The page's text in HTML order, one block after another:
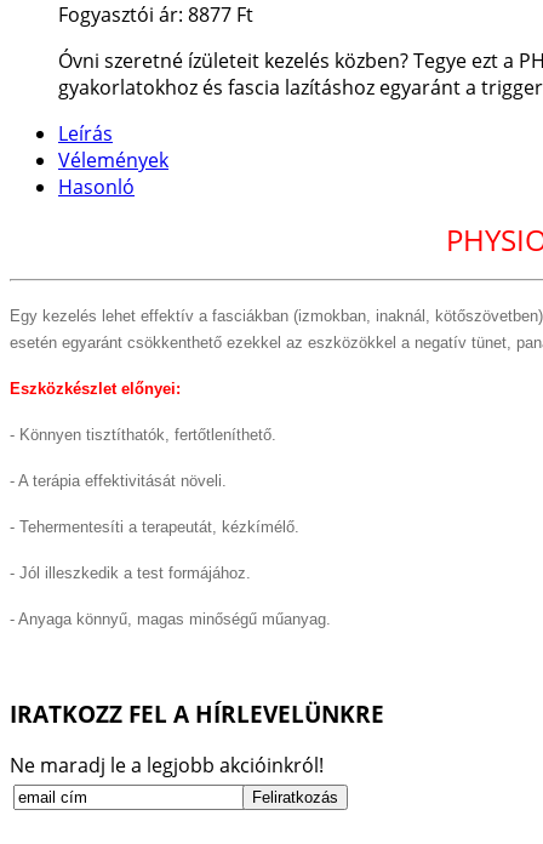
Fogyasztói ár: 8877 Ft
Óvni szeretné ízületeit kezelés közben? Tegye ezt a
gyakorlatokhoz és fascia lazításhoz egyaránt a
Leírás
Vélemények
Hasonló
Egy kezelés lehet effektív a fasciákban (izmokban, inaknál,
esetén egyaránt csökkenthető ezekkel az eszközökkel a negatív tünet,
Eszközkészlet előnyei:
- Könnyen tisztíthatók, fertőtleníthető.
- A terápia effektivitását növeli.
- Tehermentesíti a terapeutát, kézkímélő.
- Jól illeszkedik a test formájához.
- Anyaga könnyű, magas minőségű műanyag.
IRATKOZZ FEL A HÍRLEVELÜNKRE
Ne maradj le a legjobb akcióinkról!